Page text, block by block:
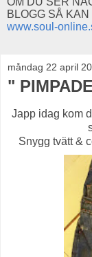
BLOGG SÅ
www.soul-
måndag 22 april
"
Japp idag kom
Snygg tvätt &